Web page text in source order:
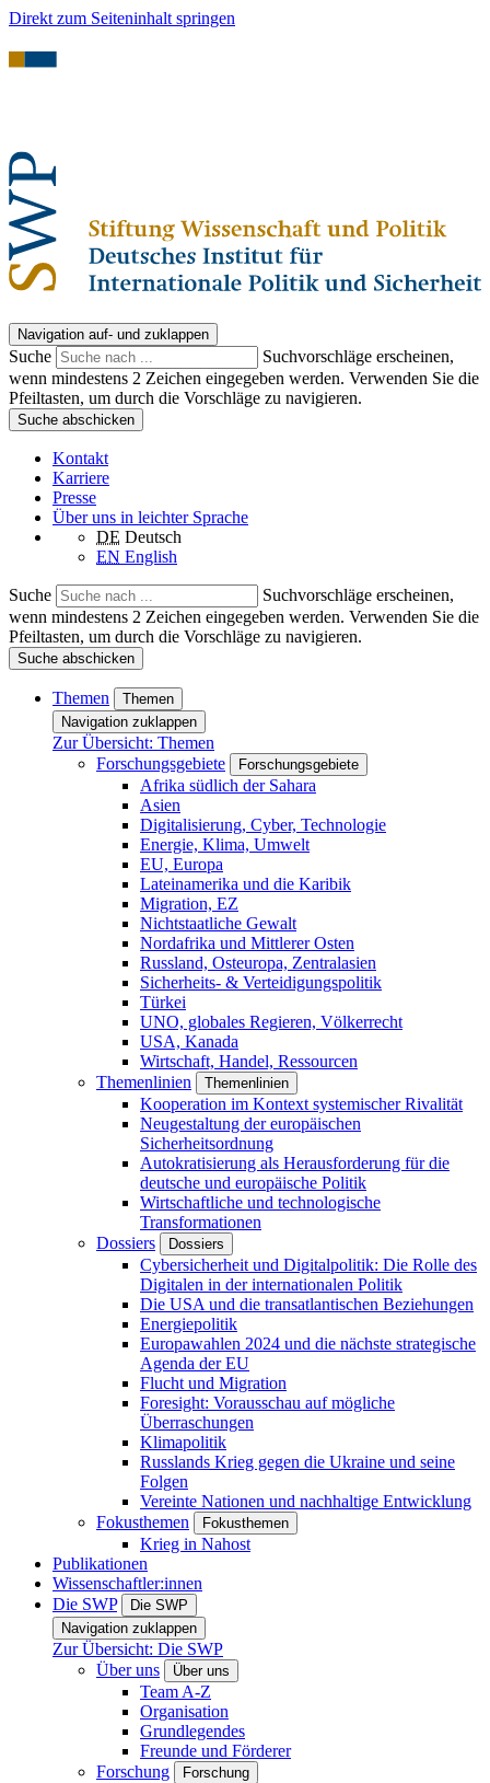
Direkt zum Seiteninhalt springen
Navigation auf- und zuklappen
Suche
Suchvorschläge erscheinen,
wenn mindestens 2 Zeichen eingegeben werden. Verwenden Sie die
Pfeiltasten, um durch die Vorschläge zu navigieren.
Suche abschicken
Kontakt
Karriere
Presse
Über uns in leichter Sprache
DE Deutsch
EN English
Suche
Suchvorschläge erscheinen,
wenn mindestens 2 Zeichen eingegeben werden. Verwenden Sie die
Pfeiltasten, um durch die Vorschläge zu navigieren.
Suche abschicken
Themen
Themen
Navigation zuklappen
Zur Übersicht: Themen
Forschungsgebiete
Forschungsgebiete
Afrika südlich der Sahara
Asien
Digitalisierung, Cyber, Technologie
Energie, Klima, Umwelt
EU, Europa
Lateinamerika und die Karibik
Migration, EZ
Nichtstaatliche Gewalt
Nordafrika und Mittlerer Osten
Russland, Osteuropa, Zentralasien
Sicherheits- & Verteidigungspolitik
Türkei
UNO, globales Regieren, Völkerrecht
USA, Kanada
Wirtschaft, Handel, Ressourcen
Themenlinien
Themenlinien
Kooperation im Kontext systemischer Rivalität
Neugestaltung der europäischen
Sicherheitsordnung
Autokratisierung als Herausforderung für die
deutsche und europäische Politik
Wirtschaftliche und technologische
Transformationen
Dossiers
Dossiers
Cybersicherheit und Digitalpolitik: Die Rolle des
Digitalen in der internationalen Politik
Die USA und die transatlantischen Beziehungen
Energiepolitik
Europawahlen 2024 und die nächste strategische
Agenda der EU
Flucht und Migration
Foresight: Vorausschau auf mögliche
Überraschungen
Klimapolitik
Russlands Krieg gegen die Ukraine und seine
Folgen
Vereinte Nationen und nachhaltige Entwicklung
Fokusthemen
Fokusthemen
Krieg in Nahost
Publikationen
Wissenschaftler:innen
Die SWP
Die SWP
Navigation zuklappen
Zur Übersicht: Die SWP
Über uns
Über uns
Team A-Z
Organisation
Grundlegendes
Freunde und Förderer
Forschung
Forschung